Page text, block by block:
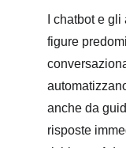
I chatbot e
figure
anche da
risposte